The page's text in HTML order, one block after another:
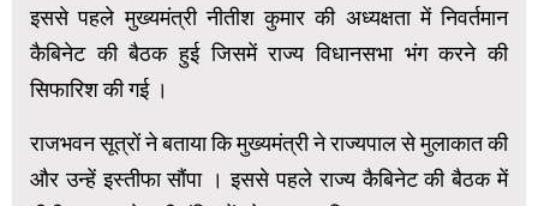
इससे पहले मुख्यमंत्री नीतीश कुमार की अध्यक्षता में निवर्तमान
कैबिनेट की बैठक हुई जिसमें राज्य विधानसभा भंग करने की
सिफारिश की गई ।
राजभवन सूत्रों ने बताया कि मुख्यमंत्री ने राज्यपाल से मुलाकात की
और उन्हें इस्तीफा सौंपा । इससे पहले राज्य कैबिनेट की बैठक में